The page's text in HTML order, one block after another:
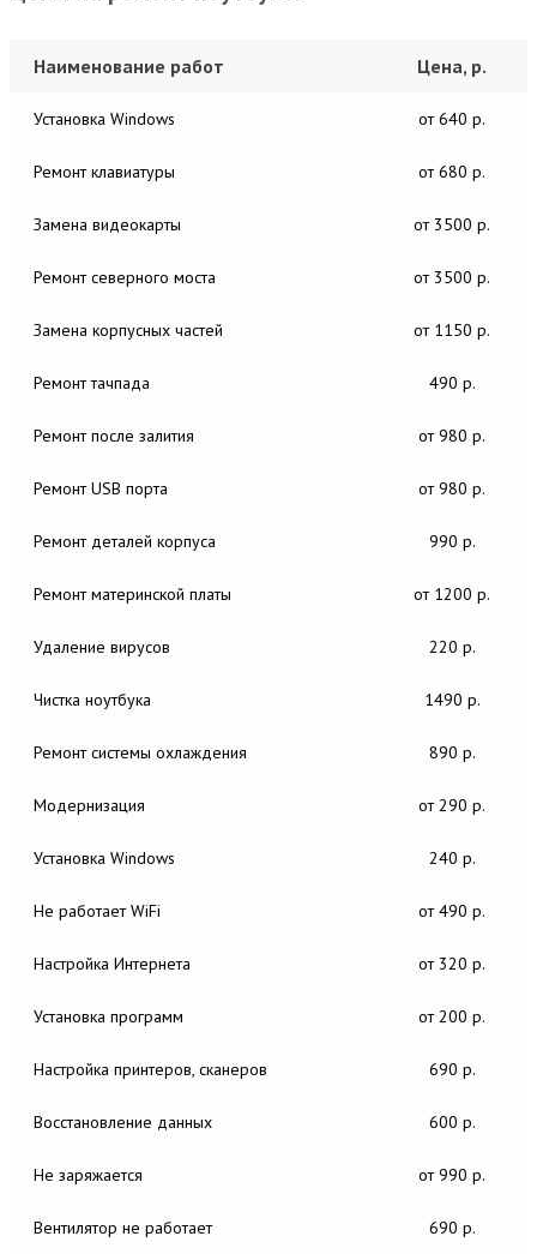
Наименование работ Цена, р.
Установка Windows от 640 р.
Ремонт клавиатуры от 680 р.
Замена видеокарты от 3500 р.
Ремонт северного моста от 3500 р.
Замена корпусных частей от 1150 р.
Ремонт тачпада 490 р.
Ремонт после залития от 980 р.
Ремонт USB порта от 980 р.
Ремонт деталей корпуса 990 р.
Ремонт материнской платы от 1200 р.
Удаление вирусов 220 р.
Чистка ноутбука 1490 р.
Ремонт системы охлаждения 890 р.
Модернизация от 290 р.
Установка Windows 240 р.
Не работает WiFi от 490 р.
Настройка Интернета от 320 р.
Установка программ от 200 р.
Настройка принтеров, сканеров 690 р.
Восстановление данных 600 р.
Не заряжается от 990 р.
Вентилятор не работает 690 р.